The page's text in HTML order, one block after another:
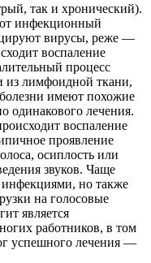
так и хронический).
инфекционный
вирусы, реже —
воспаление
процесс
из лимфоидной ткани,
имеют похожие
одинакового лечения.
воспаление
проявление
осиплость или
звуков. Чаще
инфекциями, но также
на голосовые
является
работников, в том
успешного лечения —